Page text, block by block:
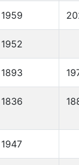
1959
1952
1893
1836
1947